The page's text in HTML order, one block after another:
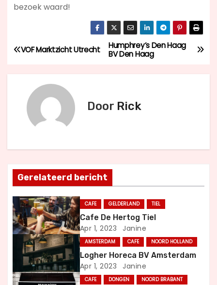
bezoek waard!
B
e
h
t
n
a
v
g
Humphrey’s Den Haag
BV Den Haag
VOF Marktzicht Utrecht
Door Rick
Gerelateerd bericht
CAFE GELDERLAND TIEL
Cafe De Hertog Tiel
Apr 1, 2023 Janine
AMSTERDAM CAFE NOORD HOLLAND
Logher Horeca BV Amsterdam
Apr 1, 2023 Janine
CAFE DONGEN NOORD BRABANT